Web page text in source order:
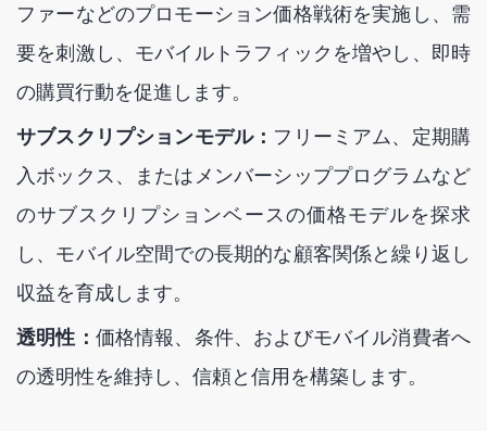
ファーなどのプロモーション価格戦術を実施し、需
要を刺激し、モバイルトラフィックを増やし、即時
の購買行動を促進します。
サブスクリプションモデル： フリーミアム、定期購
入ボックス、またはメンバーシッププログラムなど
のサブスクリプションベースの価格モデルを探求
し、モバイル空間での長期的な顧客関係と繰り返し
収益を育成します。
透明性： 価格情報、条件、およびモバイル消費者へ
の透明性を維持し、信頼と信用を構築します。